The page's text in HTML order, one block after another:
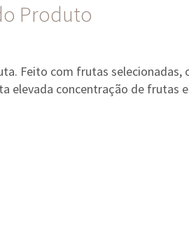
Produto
Feito com frutas
elevada concentração de frutas